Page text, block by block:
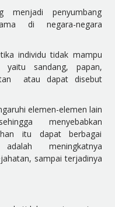
menjadi penyumbang
di negara-negara
individu tidak mampu
yaitu sandang, papan,
atau dapat disebut
elemen-elemen lain
menyebabkan
itu dapat berbagai
meningkatnya
sampai terjadinya